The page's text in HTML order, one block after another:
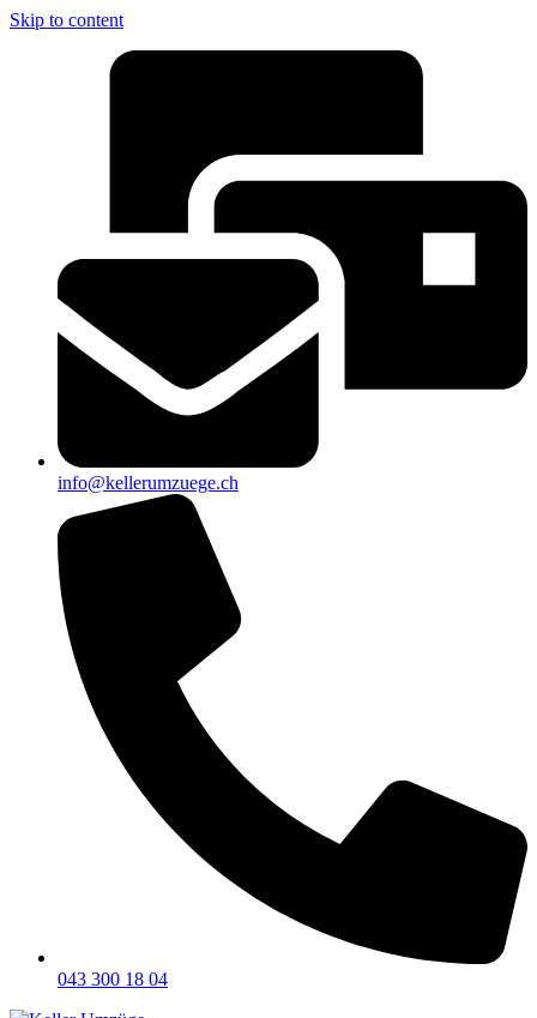
Skip to content
info@kellerumzuege.ch
043 300 18 04